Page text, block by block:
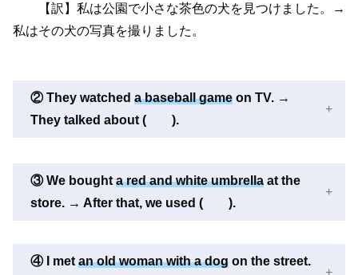
【訳】私は公園で小さな茶色の犬を見つけました。→
私はその犬の写真を撮りました。
② They watcheda baseball game on TV. →
They talked about ( ).
③ We boughta red and white umbrella at the
store. → After that, we used ( ).
④ I metan old woman with a dog on the street.